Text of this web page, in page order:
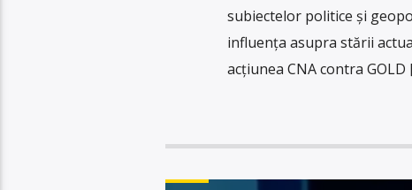
subiectelor politice și
influența asupra stării
acțiunea CNA contra GOLD